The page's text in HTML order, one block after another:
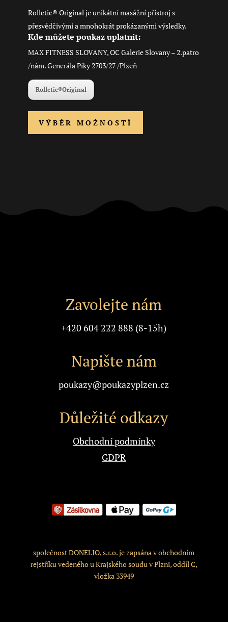
až
1 500,00 Kč
Rolletic® Original je unikátní masážní přístroj s
přesvědčivými a mnohokrát prokázanými výsledky.
Kde můžete poukaz uplatnit:
MAX FITNESS SLOVANY, OC Galerie Slovany – 2.patro
/nám. Generála Píky 2703/27 /Plzeň
Rolletic®Original
VÝBĚR MOŽNOSTÍ
Tento
má
Zavolejte nám
+420 604 222 888 (8-15h)
Napište nám
poukazy@poukazyplzen.cz
Důležité odkazy
Obchodní podmínky
GDPR
společnost DONELIO, s.r.o. je zapsána v obchodním
rejstříku vedeného u Krajského soudu v Plzni, oddíl C,
vložka 33949